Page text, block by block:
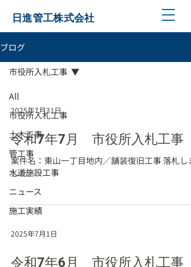
日進管工株式会社
ブログ
All
市役所入札工事
土木工事
管工事
水道施設工事
ニュース
施工実績
市役所入札工事
2025年7月31日
令和7年7月 市役所入札工事
案件名：東山一丁目地内／舗装復旧工事 落札しま
した。
2025年7月1日
令和7年6月 市役所入札工事